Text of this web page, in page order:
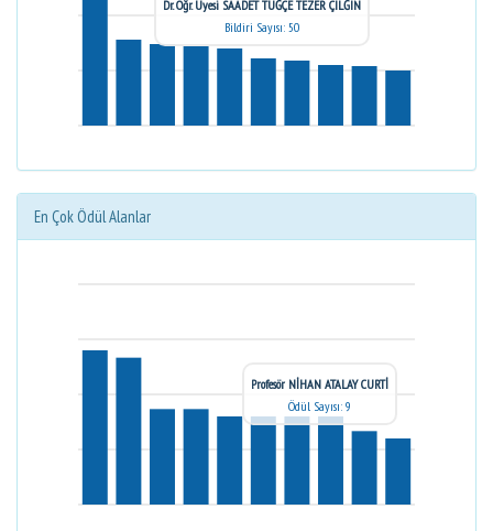
Dr. Öğr. Üyesi SAADET TUĞÇE TEZER ÇILĞIN
Bildiri Sayısı: 50
En Çok Ödül Alanlar
Profesör NİHAN ATALAY CURTİ
Ödül Sayısı: 9